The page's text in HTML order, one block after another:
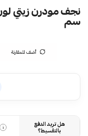
سم
أضف للمقارنة
هل تريد الدفع
بالتقسيط؟
i